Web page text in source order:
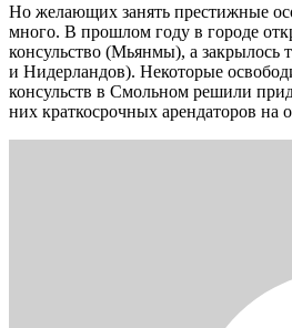
Но желающих занять престижные
много. В прошлом году в городе
консульство (Мьянмы), а
и Нидерландов). Некоторые
консульств в Смольном решили
них краткосрочных арендаторов на